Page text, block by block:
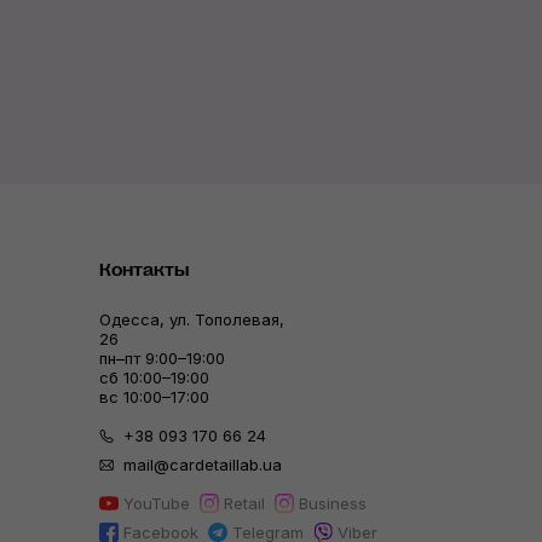
Контакты
Одесса, ул. Тополевая,
26
пн–пт 9:00–19:00
сб 10:00–19:00
вс 10:00–17:00
+38 093 170 66 24
mail@cardetaillab.ua
YouTube
Retail
Business
Facebook
Telegram Viber